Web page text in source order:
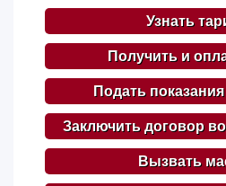
Узнать
Получить и
Подать
Заключить договор
Вызвать